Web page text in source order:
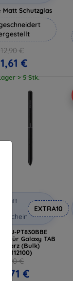
Matt Schutzglas
12,90 €
€
> 5 Stk.
Rabatt
Gutschein
EXTRA10
EJ-PT830BBE
für Galaxy TAB
(Bulk)
31,90 €
28,71 €